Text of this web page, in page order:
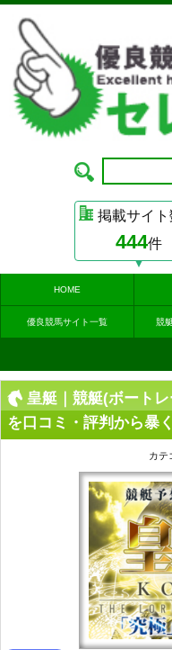
掲載サイト
444件
HOME
優良競馬サイト一覧 競
皇艇｜競艇(ボート
を口コミ・評判から暴く
カテ